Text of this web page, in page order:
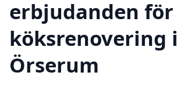
erbjudanden för
köksrenovering i
Örserum